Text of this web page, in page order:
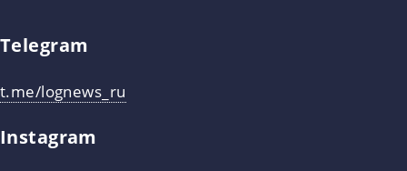
Telegram
t.me/lognews_ru
Instagram